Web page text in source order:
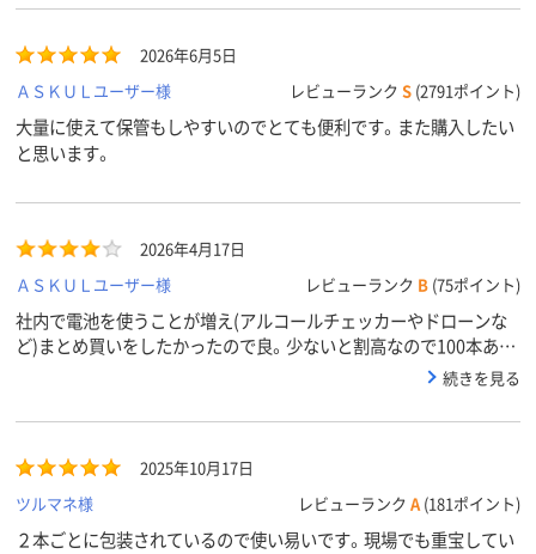
2026年6月5日
ＡＳＫＵＬユーザー様
レビューランク S (2791ポイント)
大量に使えて保管もしやすいのでとても便利です。また購入したい
と思います。
2026年4月17日
ＡＳＫＵＬユーザー様
レビューランク B (75ポイント)
社内で電池を使うことが増え(アルコールチェッカーやドローンな
ど)まとめ買いをしたかったので良。少ないと割高なので100本あれ
続きを見る
2025年10月17日
ツルマネ様
レビューランク A (181ポイント)
２本ごとに包装されているので使い易いです。現場でも重宝してい